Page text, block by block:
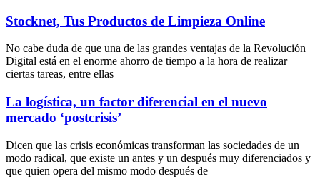
Stocknet, Tus Productos de Limpieza Online
No cabe duda de que una de las grandes ventajas de la Revolución
Digital está en el enorme ahorro de tiempo a la hora de realizar
ciertas tareas, entre ellas
La logística, un factor diferencial en el nuevo
mercado ‘postcrisis’
Dicen que las crisis económicas transforman las sociedades de un
modo radical, que existe un antes y un después muy diferenciados y
que quien opera del mismo modo después de